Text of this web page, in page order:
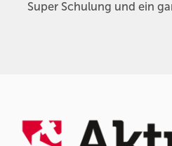
Super Schulung und ein